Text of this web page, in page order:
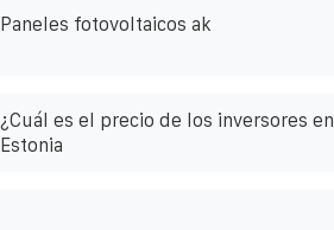
Paneles fotovoltaicos ak
¿Cuál es el precio de los inversores en
Estonia